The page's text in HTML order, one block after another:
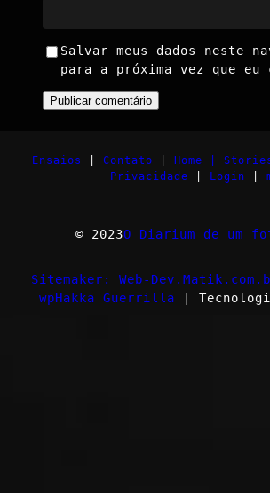
Salvar meus dados neste
para a próxima vez que eu
Ensaios Contato Home |
Privacidade
Login
© 2023O Diarium de um
Sitemaker: Web-
wpHakka Guerrilla |